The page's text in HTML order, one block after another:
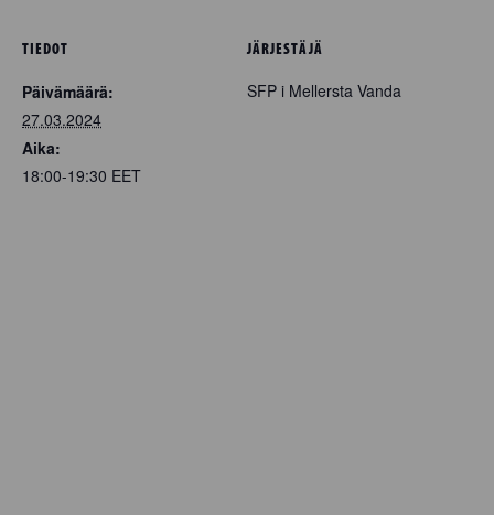
TIEDOT
Päivämäärä:
27.03.2024
Aika:
18:00-19:30 EET
JÄRJESTÄJÄ
SFP i Mellersta Vanda